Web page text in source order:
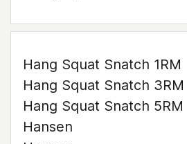
Hang Squat Snatch 1RM
Hang Squat Snatch 3RM
Hang Squat Snatch 5RM
Hansen